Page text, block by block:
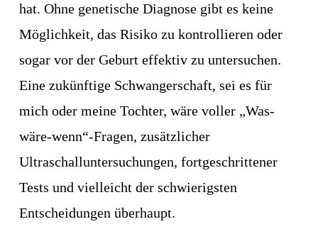
hat. Ohne genetische Diagnose gibt es keine
Möglichkeit, das Risiko zu kontrollieren oder
sogar vor der Geburt effektiv zu untersuchen.
Eine zukünftige Schwangerschaft, sei es für
mich oder meine Tochter, wäre voller „Was-
wäre-wenn“-Fragen, zusätzlicher
Ultraschalluntersuchungen, fortgeschrittener
Tests und vielleicht der schwierigsten
Entscheidungen überhaupt.